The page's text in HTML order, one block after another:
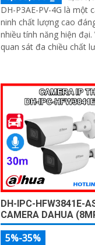
DH-P3AE-PV-4G là một
ninh chất lượng cao
nhiều tính năng hiện đại. Với khả năng
quan sát đa chiều chất
DH-IPC-HFW3841E-
CAMERA DAHUA
5%-35%